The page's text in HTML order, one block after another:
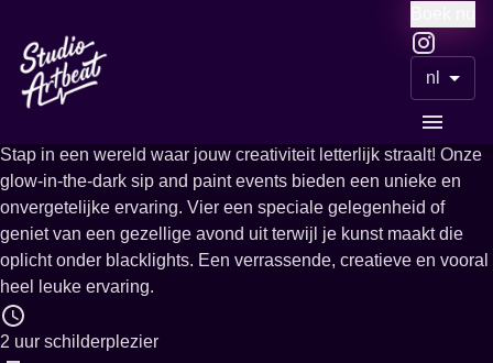
nl
Meer evenementen
Glow in the dark painting
Stap in een wereld waar jouw creativiteit letterlijk straalt! Onze
glow-in-the-dark sip and paint events bieden een unieke en
onvergetelijke ervaring. Vier een speciale gelegenheid of
geniet van een gezellige avond uit terwijl je kunst maakt die
oplicht onder blacklights. Een verrassende, creatieve en vooral
heel leuke ervaring.
2 uur schilderplezier